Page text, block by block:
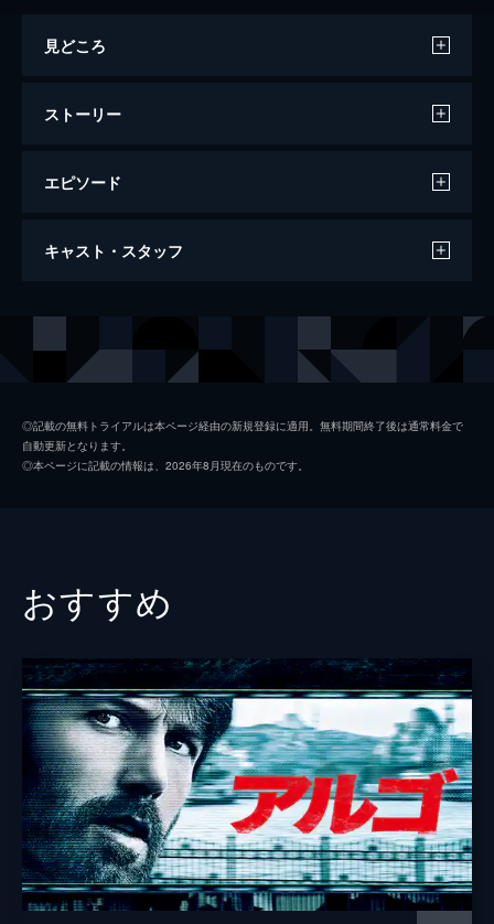
見どころ
ストーリー
エピソード
ダンケルク
キャスト・スタッフ
ピーター
ミスター・ドーソン マーク・ライランス
ジョージ バリー・キオガン
ファリアー トム・ハーディ
マイケル・フォックス
ジョン・ノーラン
声の出演 マイケル・ケイン
監督 クリストファー・ノーラン
◎記載の無料トライアルは本ページ経由の新規登録に適用。無料期間終了後は通常料金で
自動更新となります。
◎本ページに記載の情報は、2026年8月現在のものです。
おすすめ